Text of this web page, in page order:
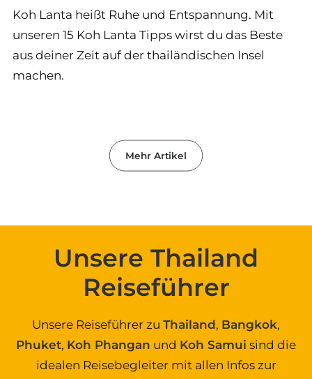
Koh Lanta heißt Ruhe und Entspannung. Mit
unseren 15 Koh Lanta Tipps wirst du das Beste
aus deiner Zeit auf der thailändischen Insel
machen.
Mehr Artikel
Unsere Thailand
Reiseführer
Unsere Reiseführer zu Thailand, Bangkok,
Phuket, Koh Phangan und Koh Samui sind die
idealen Reisebegleiter mit allen Infos zur